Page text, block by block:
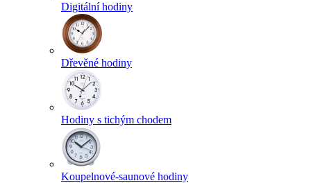
Digitální hodiny
Dřevěné hodiny
Hodiny s tichým chodem
Koupelnové-saunové hodiny